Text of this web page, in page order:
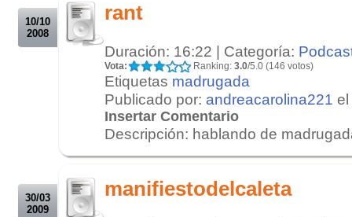
10/10
2008
rant
Duración: 16:22 | Categoría:
Vota: Ranking: 3.0/5.0 (146 votos)
Etiquetas madrugada
Publicado por: andreacarolina221 el
Insertar Comentario
Descripción: hablando de
30/03
2009
manifiestodelcaleta